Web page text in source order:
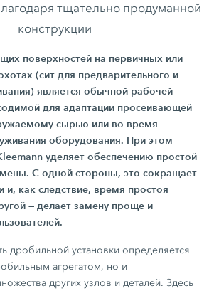
тщательно продуманной
конструкции
поверхностей на первичных или
(сит для предварительного и
является обычной рабочей
для адаптации просеивающей
сырью или во время
оборудования. При этом
уделяет обеспечению простой
С одной стороны, это сокращает
и, как следствие, время простоя
— делает замену проще и
дробильной установки определяется
агрегатом, но и
других узлов и деталей. Здесь